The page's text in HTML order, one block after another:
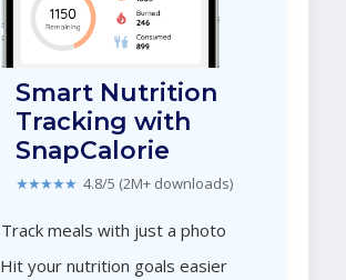
Smart Nutrition
Tracking with
SnapCalorie
★★★★★ 4.8/5 (2M+ downloads)
Track meals with just a photo
Hit your nutrition goals easier